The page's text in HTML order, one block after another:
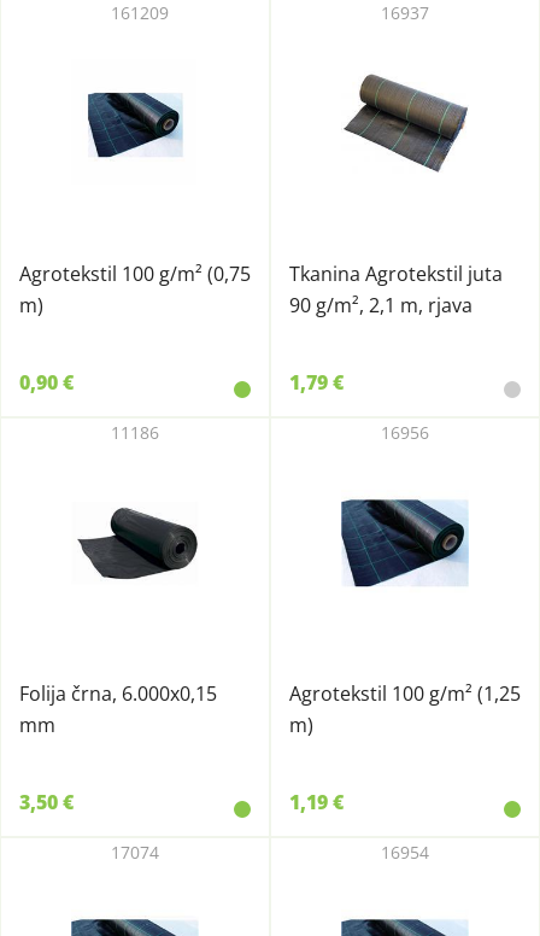
Agrotekstil 100 g/m² (0,75
m)
161209
0,90 €
Tkanina Agrotekstil juta
90 g/m², 2,1 m, rjava
16937
1,79 €
Folija črna, 6.000x0,15
mm
11186
3,50 €
Agrotekstil 100 g/m² (1,25
m)
16956
1,19 €
17074 16954